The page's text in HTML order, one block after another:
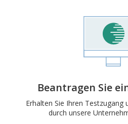
Beantragen Sie
Erhalten Sie Ihren Testzugang
durch unsere